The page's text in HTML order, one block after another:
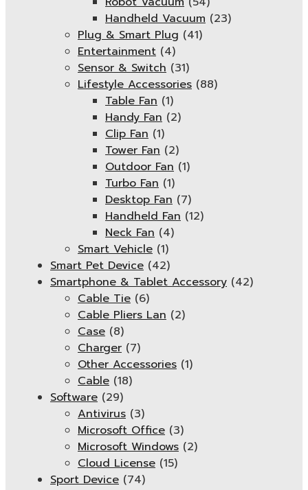
Handheld Vacuum (23)
Plug & Smart Plug (41)
Entertainment (4)
Sensor & Switch (31)
Lifestyle Accessories (88)
Table Fan (1)
Handy Fan (2)
Clip Fan (1)
Tower Fan (2)
Outdoor Fan (1)
Turbo Fan (1)
Desktop Fan (7)
Handheld Fan (12)
Neck Fan (4)
Smart Vehicle (1)
Smart Pet Device (42)
Smartphone & Tablet Accessory (42)
Cable Tie (6)
Cable Pliers Lan (2)
Case (8)
Charger (7)
Other Accessories (1)
Cable (18)
Software (29)
Antivirus (3)
Microsoft Office (3)
Microsoft Windows (2)
Cloud License (15)
Sport Device (74)